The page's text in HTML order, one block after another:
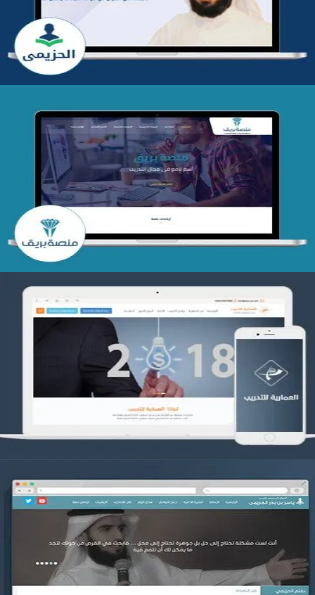
التفاصيل
تصميم منصة بريق
التفاصيل
تصميم العمارية للتدريب
التفاصيل
موقع ياسر بن بدر الحزيمي
التفاصيل